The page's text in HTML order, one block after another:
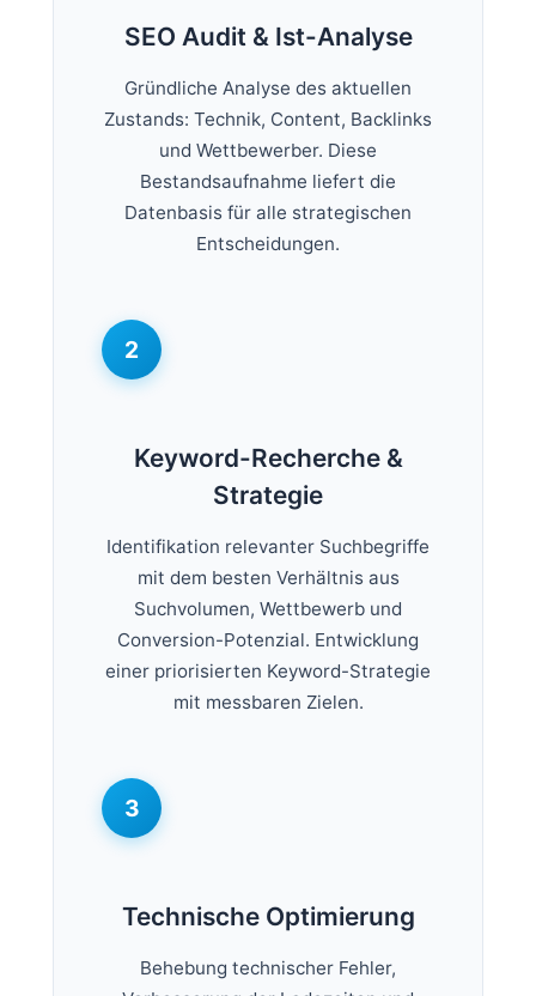
SEO Audit & Ist-Analyse
Gründliche Analyse des aktuellen
Zustands: Technik, Content, Backlinks
und Wettbewerber. Diese
Bestandsaufnahme liefert die
Datenbasis für alle strategischen
Entscheidungen.
2
Keyword-Recherche &
Strategie
Identifikation relevanter Suchbegriffe
mit dem besten Verhältnis aus
Suchvolumen, Wettbewerb und
Conversion-Potenzial. Entwicklung
einer priorisierten Keyword-Strategie
mit messbaren Zielen.
3
Technische Optimierung
Behebung technischer Fehler,